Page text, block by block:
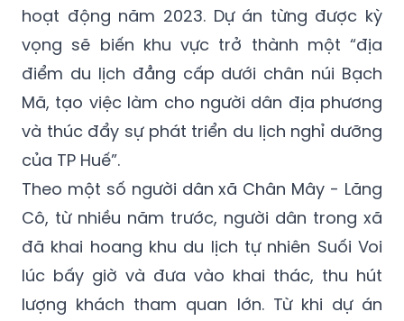
hoạt động năm 2023. Dự án từng được kỳ
vọng sẽ biến khu vực trở thành một “địa
điểm du lịch đẳng cấp dưới chân núi Bạch
Mã, tạo việc làm cho người dân địa phương
và thúc đẩy sự phát triển du lịch nghỉ dưỡng
của TP Huế”.
Theo một số người dân xã Chân Mây - Lăng
Cô, từ nhiều năm trước, người dân trong xã
đã khai hoang khu du lịch tự nhiên Suối Voi
lúc bấy giờ và đưa vào khai thác, thu hút
lượng khách tham quan lớn. Từ khi dự án